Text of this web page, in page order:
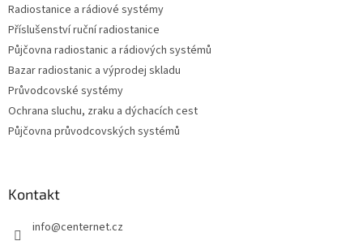
Radiostanice a rádiové systémy
Příslušenství ruční radiostanice
Půjčovna radiostanic a rádiových systémů
Bazar radiostanic a výprodej skladu
Průvodcovské systémy
Ochrana sluchu, zraku a dýchacích cest
Půjčovna průvodcovských systémů
Kontakt
info@centernet.cz